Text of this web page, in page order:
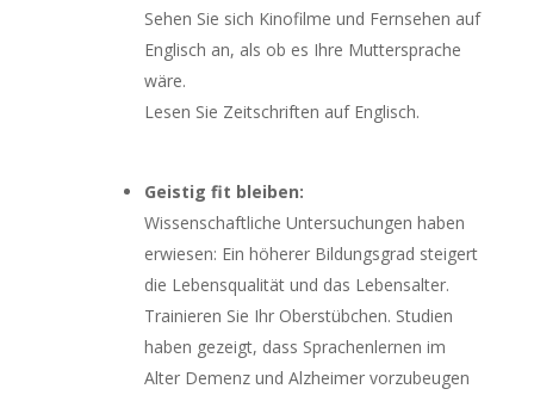
Sehen Sie sich Kinofilme und Fernsehen auf
Englisch an, als ob es Ihre Muttersprache
wäre.
Lesen Sie Zeitschriften auf Englisch.
Geistig fit bleiben:
Wissenschaftliche Untersuchungen haben
erwiesen: Ein höherer Bildungsgrad steigert
die Lebensqualität und das Lebensalter.
Trainieren Sie Ihr Oberstübchen. Studien
haben gezeigt, dass Sprachenlernen im
Alter Demenz und Alzheimer vorzubeugen